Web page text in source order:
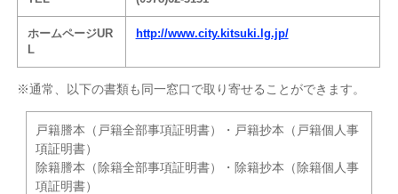
ホームページUR
L
http://www.city.kitsuki.lg.jp/
※通常、以下の書類も同一窓口で取り寄せることができます。
戸籍謄本（戸籍全部事項証明書）・戸籍抄本（戸籍個人事
項証明書）
除籍謄本（除籍全部事項証明書）・除籍抄本（除籍個人事
項証明書）